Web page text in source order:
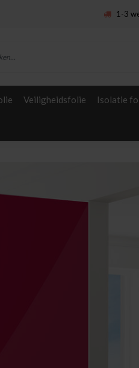
1-3
Veiligheidsfolie Isolatie